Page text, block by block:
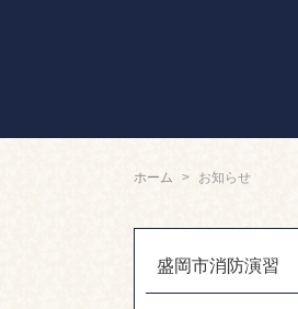
ホーム お知らせ
盛岡市消防演習